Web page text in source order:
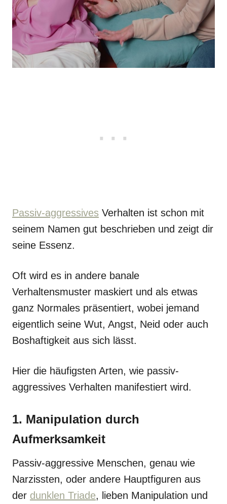
Passiv-aggressives Verhalten ist schon mit
seinem Namen gut beschrieben und zeigt dir
seine Essenz.
Oft wird es in andere banale
Verhaltensmuster maskiert und als etwas
ganz Normales präsentiert, wobei jemand
eigentlich seine Wut, Angst, Neid oder auch
Boshaftigkeit aus sich lässt.
Hier die häufigsten Arten, wie passiv-
aggressives Verhalten manifestiert wird.
1. Manipulation durch
Aufmerksamkeit
Passiv-aggressive Menschen, genau wie
Narzissten, oder andere Hauptfiguren aus
der dunklen Triade, lieben Manipulation und